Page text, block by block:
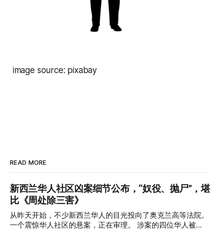
image source: pixabay
READ MORE
新西兰华人社区凶案细节公布，“奴役、抛尸”，堪
比《周处除三害》
从昨天开始，不少新西兰华人的目光投向了奥克兰高等法院。
一个震惊华人社区的悬案，正在审理。 涉案的四位华人被